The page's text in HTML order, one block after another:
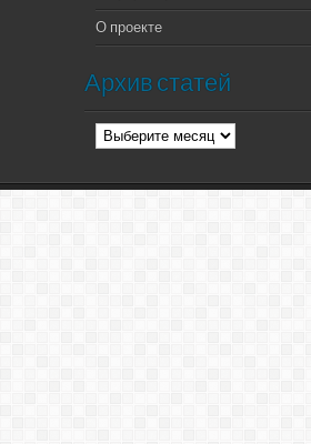
О проекте
Архив статей
Архив
статей